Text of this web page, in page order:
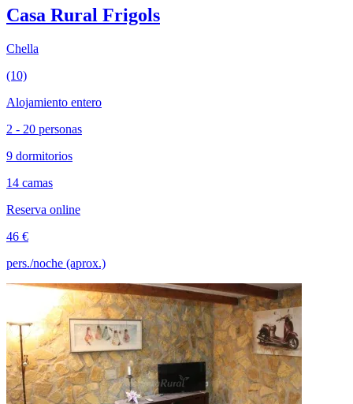
Casa Rural Frigols
Chella
(10)
Alojamiento entero
2 - 20 personas
9 dormitorios
14 camas
Reserva online
46 €
pers./noche (aprox.)